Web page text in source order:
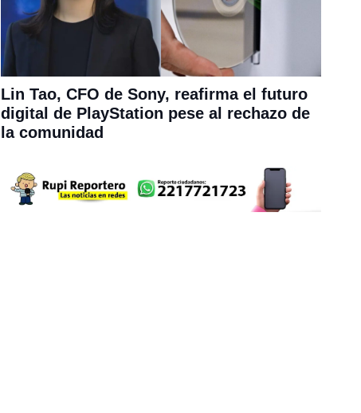
Lin Tao, CFO de Sony, reafirma el futuro
digital de PlayStation pese al rechazo de
la comunidad